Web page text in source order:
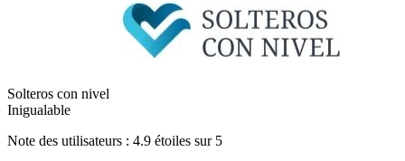
Solteros con nivel
Inigualable
Note des utilisateurs : 4.9 étoiles sur 5